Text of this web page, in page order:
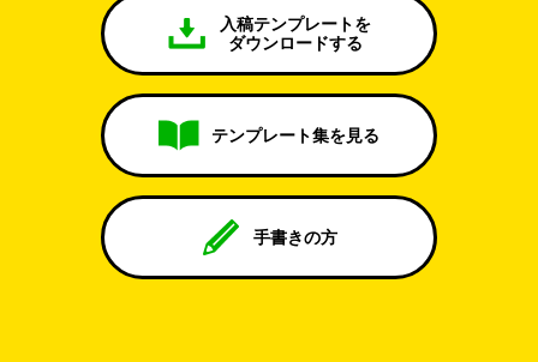
入稿テンプレートを
ダウンロードする
テンプレート集を見る
手書きの方